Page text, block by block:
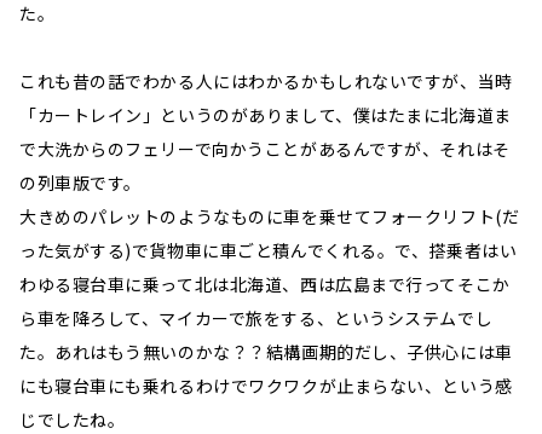
た。
これも昔の話でわかる人にはわかるかもしれないですが、当時
「カートレイン」というのがありまして、僕はたまに北海道ま
で大洗からのフェリーで向かうことがあるんですが、それはそ
の列車版です。
大きめのパレットのようなものに車を乗せてフォークリフト(だ
った気がする)で貨物車に車ごと積んでくれる。で、搭乗者はい
わゆる寝台車に乗って北は北海道、西は広島まで行ってそこか
ら車を降ろして、マイカーで旅をする、というシステムでし
た。あれはもう無いのかな？？結構画期的だし、子供心には車
にも寝台車にも乗れるわけでワクワクが止まらない、という感
じでしたね。